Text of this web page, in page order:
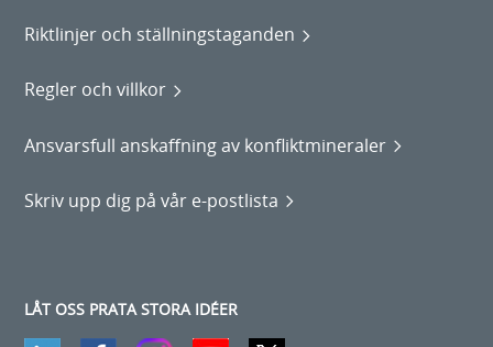
Riktlinjer och ställningstaganden
Regler och villkor
Ansvarsfull anskaffning av konfliktmineraler
Skriv upp dig på vår e-postlista
LÅT OSS PRATA STORA IDÉER